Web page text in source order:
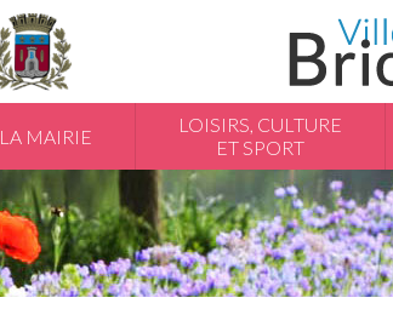
LA MAIRIE
LOISIRS, CULTURE
ET SPORT